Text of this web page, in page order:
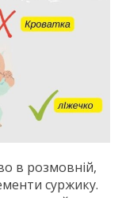
в розмовній,
суржику.